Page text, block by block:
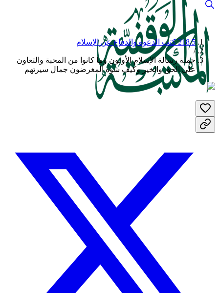
218.5 كتب الدعوة والدفاع عن الإسلام
/
حملة رسالة الإسلام الأولون وما كانوا من المحبة والتعاون
على الحق والخير وكيف شوه المغرضون جمال سيرتهم